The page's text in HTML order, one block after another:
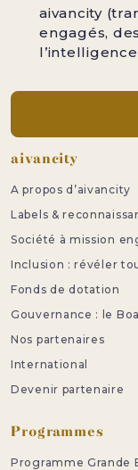
aivancity
engagés,
Pied de page
aivancity
A propos d’aivancity
Labels &
Société à mission
Inclusion : révéler
Fonds de dotation
Gouvernance : le
Nos partenaires
International
Devenir partenaire
Programmes
Programme Grande